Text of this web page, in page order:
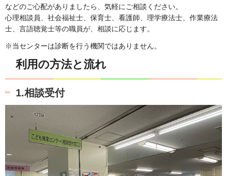
などのご心配がありましたら、気軽にご相談ください。
心理相談員、社会福祉士、保育士、看護師、理学療法士、作業療法
士、言語聴覚士等の職員が、相談に応じます。
※当センターは診断を行う機関ではありません。
利用の方法と流れ
1.相談受付